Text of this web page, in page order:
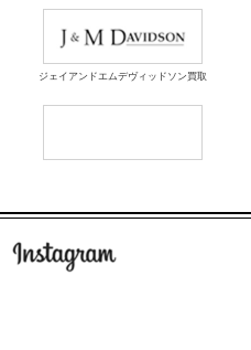
ジェイアンドエムデヴィッドソン買取